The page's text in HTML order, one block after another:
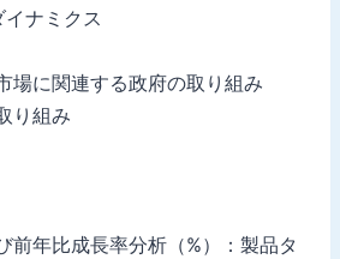
ナミクス
場に関連する政府の取り組み
り組み
前年比成長率分析（%）：製品タ